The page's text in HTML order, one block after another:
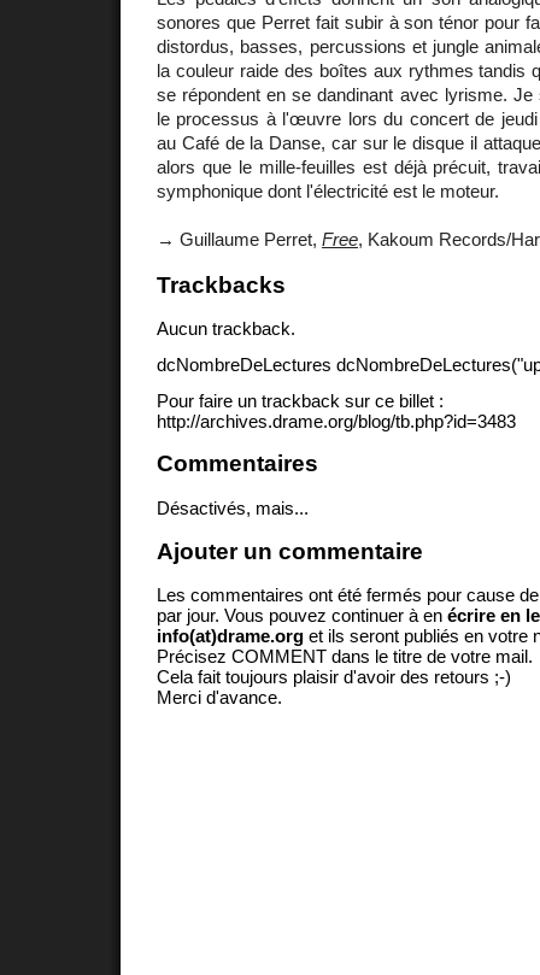
sonores que Perret fait subir à son ténor pour
distordus, basses, percussions et jungle
la couleur raide des boîtes aux rythmes tandis
se répondent en se dandinant avec lyrisme. Je
le processus à l'œuvre lors du concert de
au Café de la Danse, car sur le disque il
alors que le mille-feuilles est déjà précuit,
symphonique dont l'électricité est le moteur.
→ Guillaume Perret, Free, Kakoum Records/
Trackbacks
Aucun trackback.
dcNombreDeLectures
Pour faire un trackback sur ce billet :
http://archives.drame.org/blog/tb.php?id=3483
Commentaires
Désactivés, mais...
Ajouter un commentaire
Les commentaires ont été fermés pour cause
par jour. Vous pouvez continuer à en écrire en
info(at)drame.org et ils seront publiés en votre
Précisez COMMENT dans le titre de votre mail.
Cela fait toujours plaisir d'avoir des retours ;-)
Merci d'avance.